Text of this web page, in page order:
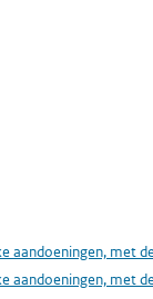
aandoeningen, met
aandoeningen, met